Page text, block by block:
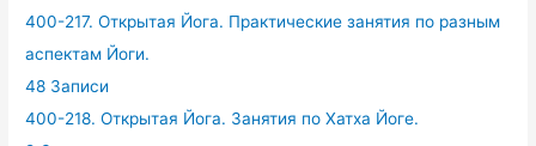
400-217. Открытая Йога. Практические занятия по разным
аспектам Йоги.
48 Записи
400-218. Открытая Йога. Занятия по Хатха Йоге.